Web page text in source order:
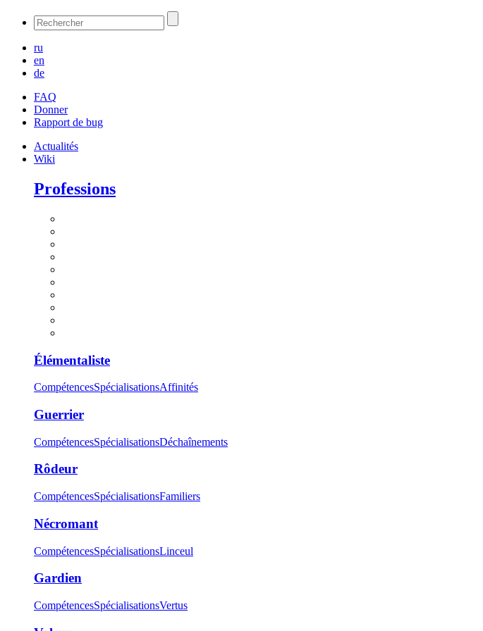
ru
en
de
FAQ
Donner
Rapport de bug
Actualités
Wiki
Professions
Élémentaliste
CompétencesSpécialisationsAffinités
Guerrier
CompétencesSpécialisationsDéchaînements
Rôdeur
CompétencesSpécialisationsFamiliers
Nécromant
CompétencesSpécialisationsLinceul
Gardien
CompétencesSpécialisationsVertus